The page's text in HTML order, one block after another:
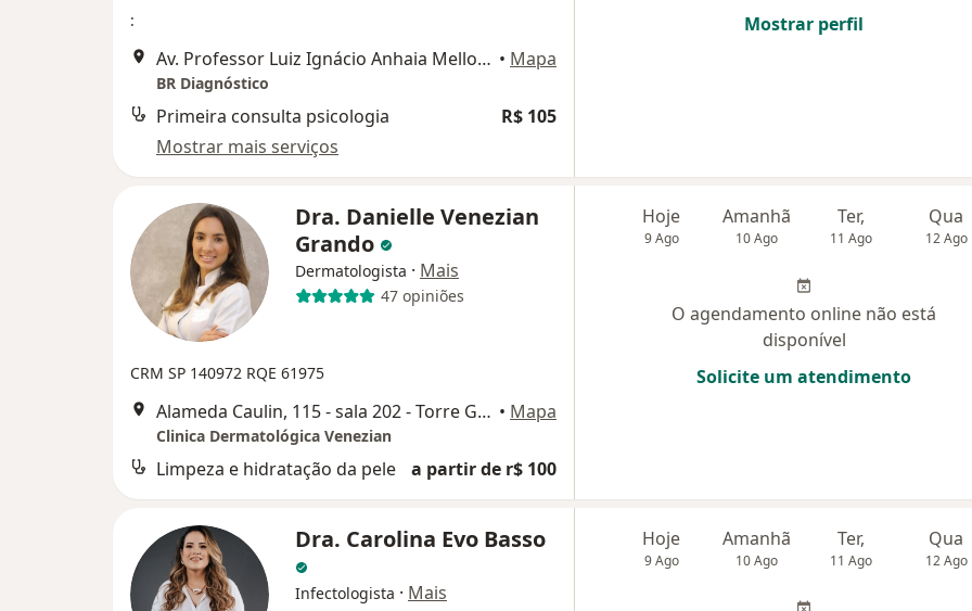
:
Av. Professor Luiz Ignácio Anhaia Mello 1142, São Paulo • Mapa
BR Diagnóstico
Primeira consulta psicologia
R$ 105
Mostrar mais serviços
Mostrar perfil
Dra. Danielle Venezian
Grando
Dermatologista · Mais
47 opiniões
CRM SP 140972 RQE 61975
Alameda Caulin, 115 - sala 202 - Torre Gate, São Caetano do Sul • Mapa
Clinica Dermatológica Venezian
Limpeza e hidratação da pele a partir de r$ 100
Hoje
9 Ago
Amanhã
10 Ago
Ter,
11 Ago
Qua
12 Ago
O agendamento online não está
disponível
Solicite um atendimento
Dra. Carolina Evo Basso
Infectologista · Mais
Hoje
9 Ago
Amanhã
10 Ago
Ter,
11 Ago
Qua
12 Ago